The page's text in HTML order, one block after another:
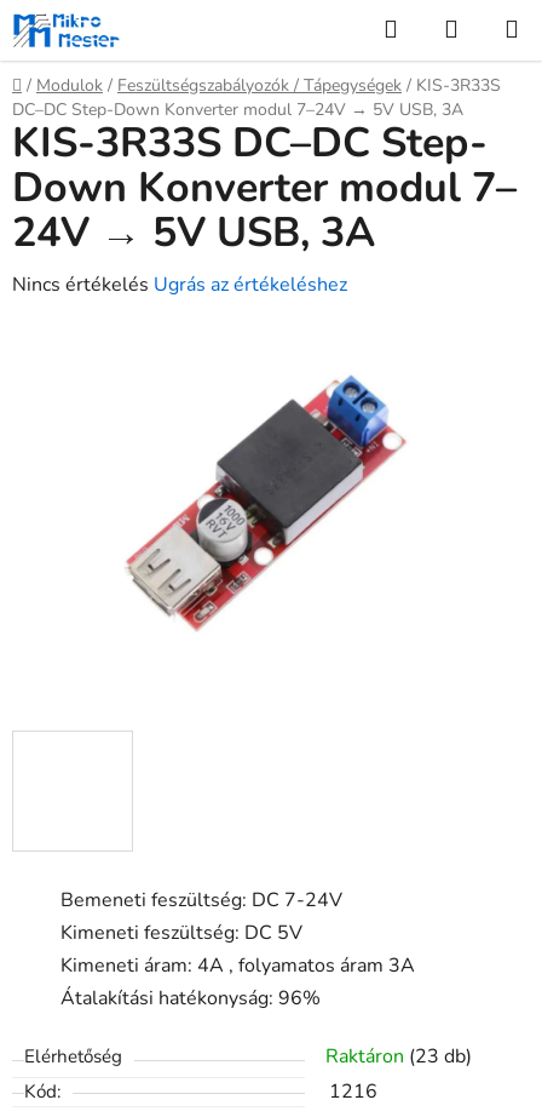
Ugrás
fő
tartalomhoz
KeresésKOSÁR
Kezdőlap
/ Modulok / Feszültségszabályozók / Tápegységek / KIS-3R33S
DC–DC Step-Down Konverter modul 7–24V → 5V USB, 3A
Bemeneti feszültség: DC 7-24V
Kimeneti feszültség: DC 5V
Kimeneti áram: 4A , folyamatos áram 3A
Átalakítási hatékonyság: 96%
Elérhetőség Raktáron (23 db)
Kód: 1216
KIS-3R33S DC–DC Step-
Down Konverter modul 7–
24V → 5V USB, 3A
A
Nincs értékelés Ugrás az értékeléshez